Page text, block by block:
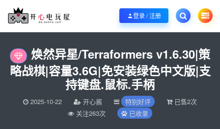
欢迎您光临开心电玩屋，本站专注分享精品整合游戏！销售只是起点！服务永无
登录 / 注册
当前位置： 开心电玩屋 焕然异星/Terraformers v1.6.30|策略战
焕然异星/Terraformers v1.6.30|策
略战棋|容量3.6G|免安装绿色中文版|支
持键盘.鼠标.手柄
2025-10-22 开心酱 特别好评
已售2次
关注263次
已收录